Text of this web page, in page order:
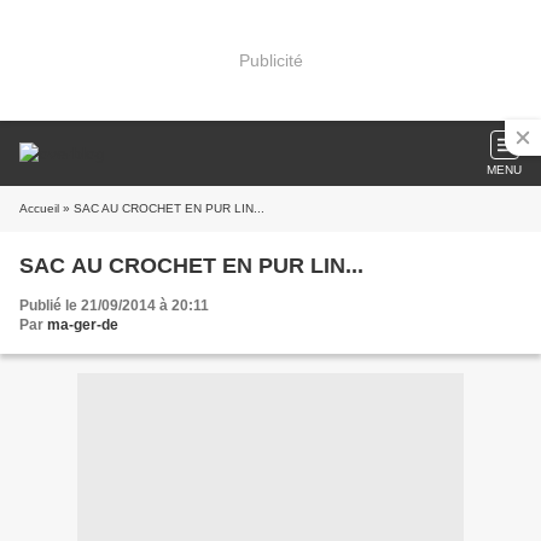
Publicité
MENU
Accueil » SAC AU CROCHET EN PUR LIN...
SAC AU CROCHET EN PUR LIN...
Publié le 21/09/2014 à 20:11
Par ma-ger-de